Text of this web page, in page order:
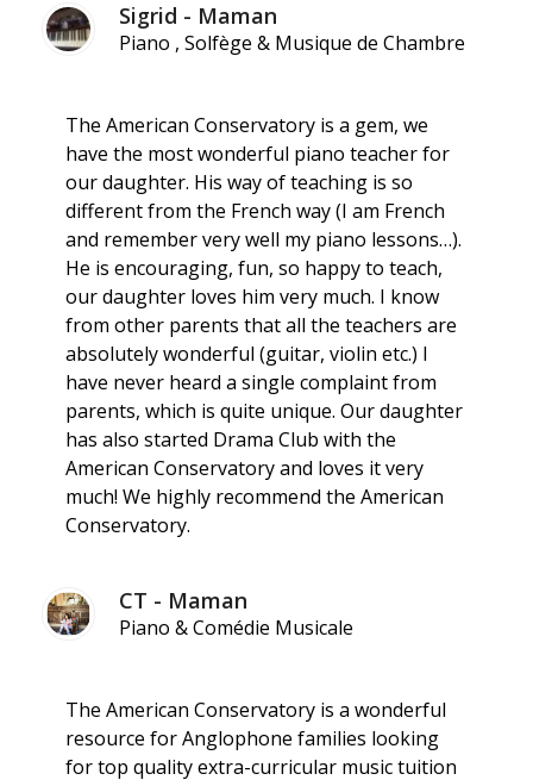
Sigrid - Maman
Piano , Solfège & Musique de Chambre
The American Conservatory is a gem, we
have the most wonderful piano teacher for
our daughter. His way of teaching is so
different from the French way (I am French
and remember very well my piano lessons…).
He is encouraging, fun, so happy to teach,
our daughter loves him very much. I know
from other parents that all the teachers are
absolutely wonderful (guitar, violin etc.) I
have never heard a single complaint from
parents, which is quite unique. Our daughter
has also started Drama Club with the
American Conservatory and loves it very
much! We highly recommend the American
Conservatory.
CT - Maman
Piano & Comédie Musicale
The American Conservatory is a wonderful
resource for Anglophone families looking
for top quality extra-curricular music tuition